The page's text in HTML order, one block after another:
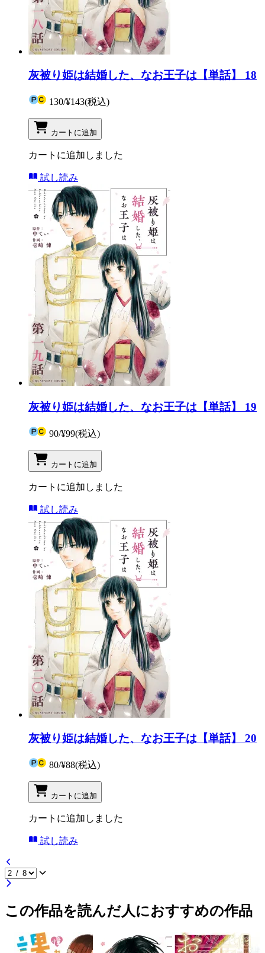
灰被り姫は結婚した、なお王子は【単話】 18
130/¥143(税込)
カートに追加
カートに追加しました
試し読み
灰被り姫は結婚した、なお王子は【単話】 19
90/¥99(税込)
カートに追加
カートに追加しました
試し読み
灰被り姫は結婚した、なお王子は【単話】 20
80/¥88(税込)
カートに追加
カートに追加しました
試し読み
この作品を読んだ人におすすめの作品